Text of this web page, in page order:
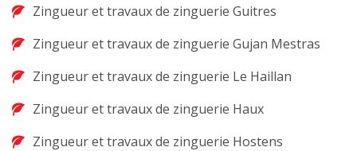
Zingueur et travaux de zinguerie Guitres
Zingueur et travaux de zinguerie Gujan Mestras
Zingueur et travaux de zinguerie Le Haillan
Zingueur et travaux de zinguerie Haux
Zingueur et travaux de zinguerie Hostens